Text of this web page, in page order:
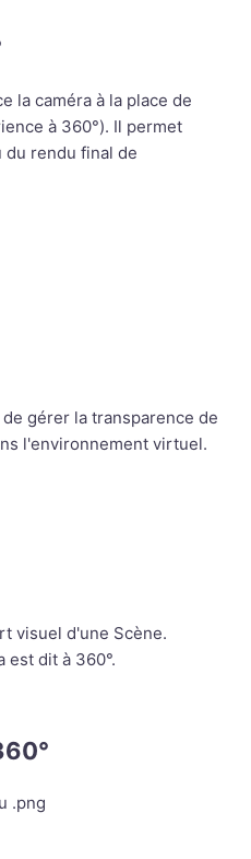
la caméra à la place de
à 360°). Il permet
rendu final de
gérer la transparence de
l'environnement virtuel.
visuel d'une Scène.
est dit à 360°.
.png